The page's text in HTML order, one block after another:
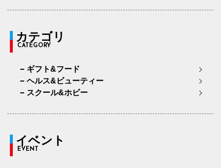
カテゴリ
CATEGORY
ギフト&フード
ヘルス&ビューティー
スクール&ホビー
イベント
EVENT